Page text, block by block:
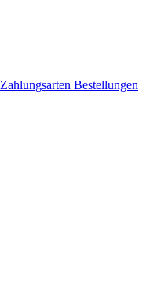
Zahlungsarten Bestellungen